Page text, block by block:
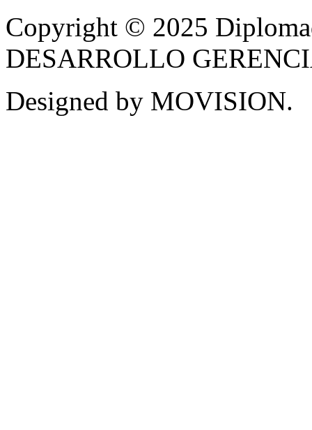
Copyright © 2025
DESARROLLO
Designed by MOVISION.